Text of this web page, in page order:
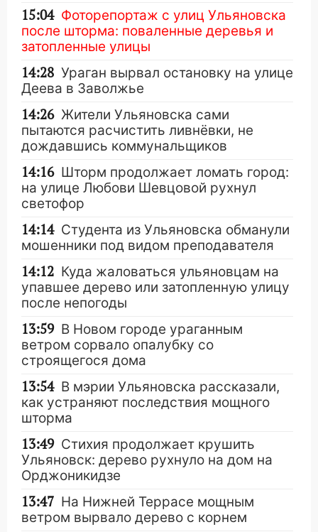
15:04 Фоторепортаж с улиц Ульяновска
после шторма: поваленные деревья и
затопленные улицы
14:28 Ураган вырвал остановку на улице
Деева в Заволжье
14:26 Жители Ульяновска сами
пытаются расчистить ливнёвки, не
дождавшись коммунальщиков
14:16 Шторм продолжает ломать город:
на улице Любови Шевцовой рухнул
светофор
14:14 Студента из Ульяновска обманули
мошенники под видом преподавателя
14:12 Куда жаловаться ульяновцам на
упавшее дерево или затопленную улицу
после непогоды
13:59 В Новом городе ураганным
ветром сорвало опалубку со
строящегося дома
13:54 В мэрии Ульяновска рассказали,
как устраняют последствия мощного
шторма
13:49 Стихия продолжает крушить
Ульяновск: дерево рухнуло на дом на
Орджоникидзе
13:47 На Нижней Террасе мощным
ветром вырвало дерево с корнем